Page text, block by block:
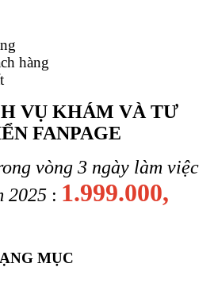
hàng
VỤ KHÁM VÀ TƯ
FANPAGE
vòng 3 ngày làm việc
2025 : 1.999.000,
MỤC